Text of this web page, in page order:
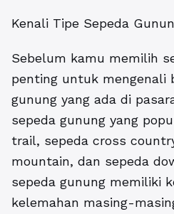
Kenali Tipe Sepeda
Sebelum kamu memilih
penting untuk mengenali
gunung yang ada di
sepeda gunung yang
trail, sepeda cross
mountain, dan sepeda
sepeda gunung memiliki
kelemahan masing-